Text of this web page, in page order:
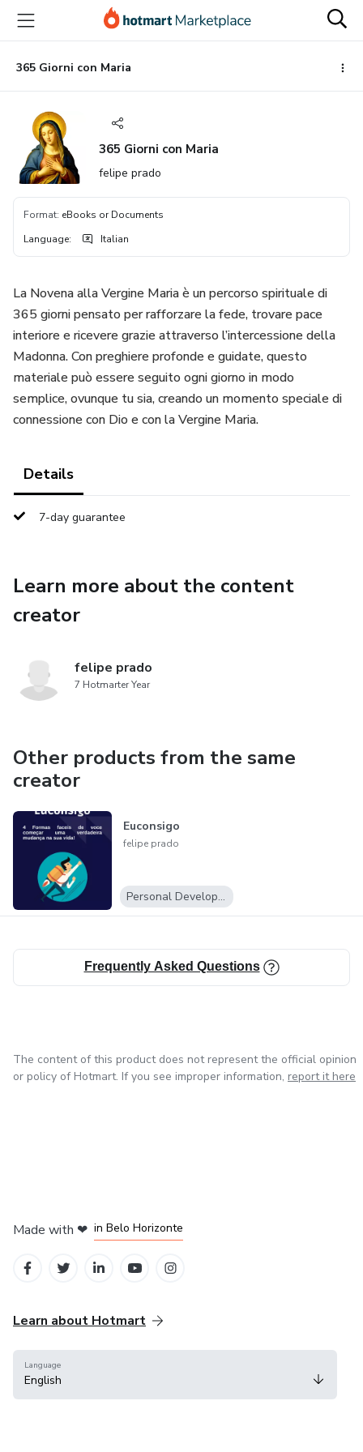
main
content
365 Giorni con Maria
365 Giorni con Maria
felipe prado
Format: eBooks or Documents
Language: Italian
La Novena alla Vergine Maria è un percorso spirituale di
365 giorni pensato per rafforzare la fede, trovare pace
interiore e ricevere grazie attraverso l’intercessione della
Madonna. Con preghiere profonde e guidate, questo
materiale può essere seguito ogni giorno in modo
semplice, ovunque tu sia, creando un momento speciale di
connessione con Dio e con la Vergine Maria.
Details
7-day guarantee
Learn more about the content
creator
felipe prado
7 Hotmarter Year
Other products from the same
creator
Euconsigo
felipe prado
Personal Development
Frequently Asked Questions
The content of this product does not represent the official opinion
or policy of Hotmart. If you see improper information, report it here
Made with ❤ in Belo Horizonte
Learn about Hotmart
Language
English